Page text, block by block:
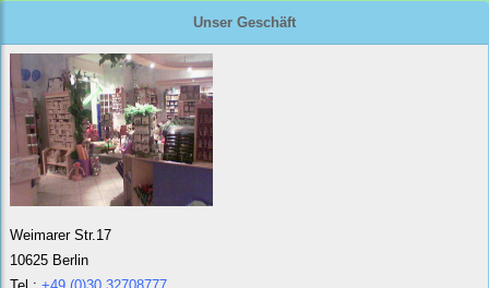
Unser Geschäft
Weimarer Str.17
10625 Berlin